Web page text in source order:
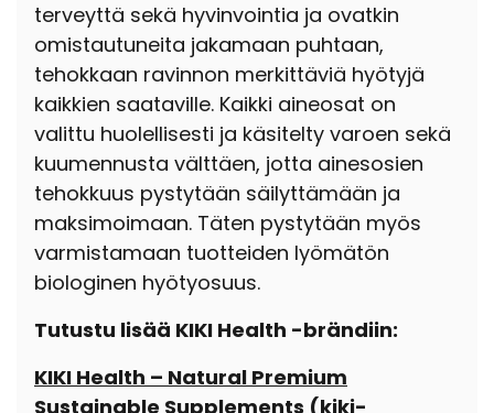
terveyttä sekä hyvinvointia ja ovatkin
omistautuneita jakamaan puhtaan,
tehokkaan ravinnon merkittäviä hyötyjä
kaikkien saataville. Kaikki aineosat on
valittu huolellisesti ja käsitelty varoen sekä
kuumennusta välttäen, jotta ainesosien
tehokkuus pystytään säilyttämään ja
maksimoimaan. Täten pystytään myös
varmistamaan tuotteiden lyömätön
biologinen hyötyosuus.
Tutustu lisää KIKI Health -brändiin:
KIKI Health – Natural Premium
Sustainable Supplements (kiki-